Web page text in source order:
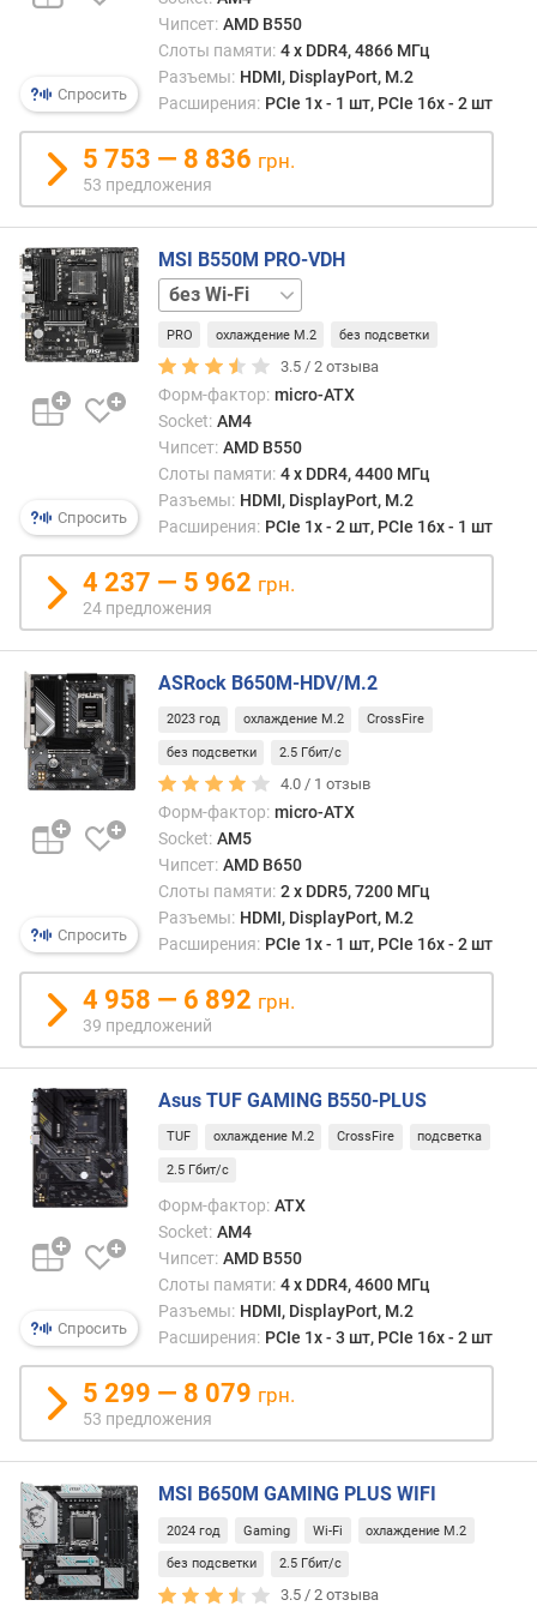
для
и
в
и
я
п
о
к
о
л
и
ч
е
т
в
р
е
д
л
о
ж
е
н
и
й
а
з
и
т
н
п
е
ч
а
т
н
а
л
а
т
а
в
ы
с
о
т
а
Спросить
Чипсет: AMD B550
Слоты памяти: 4 х DDR4, 4866 МГц
Разъемы: HDMI, DisplayPort, M.2
Расширения: PCIe 1x - 1 шт, PCIe 16x - 2 шт
5 753 — 8 836 грн.
53 предложения
Спросить
MSI B550M PRO-VDH
Wi-
FiPRO охлаждение M.2 без подсветки
3.5 /2 отзыва
Форм-фактор: micro-ATX
Socket: AM4
Чипсет: AMD B550
Слоты памяти: 4 х DDR4, 4400 МГц
Разъемы: HDMI, DisplayPort, M.2
Расширения: PCIe 1x - 2 шт, PCIe 16x - 1 шт
4 237 — 5 962 грн.
24 предложения
Спросить
ASRock B650M-HDV/M.2
2023 год охлаждение M.2 CrossFire
без подсветки 2.5 Гбит/с
4.0 / 1 отзыв
Форм-фактор: micro-ATX
Socket: AM5
Чипсет: AMD B650
Слоты памяти: 2 х DDR5, 7200 МГц
Разъемы: HDMI, DisplayPort, M.2
Расширения: PCIe 1x - 1 шт, PCIe 16x - 2 шт
4 958 — 6 892 грн.
39 предложений
Спросить
Asus TUF GAMING B550-PLUS
TUF охлаждение M.2 CrossFire подсветка
2.5 Гбит/с
Форм-фактор: ATX
Socket: AM4
Чипсет: AMD B550
Слоты памяти: 4 х DDR4, 4600 МГц
Разъемы: HDMI, DisplayPort, M.2
Расширения: PCIe 1x - 3 шт, PCIe 16x - 2 шт
5 299 — 8 079 грн.
53 предложения
MSI B650M GAMING PLUS WIFI
2024 год Gaming Wi-Fi охлаждение M.2
без подсветки 2.5 Гбит/с
3.5 /2 отзыва